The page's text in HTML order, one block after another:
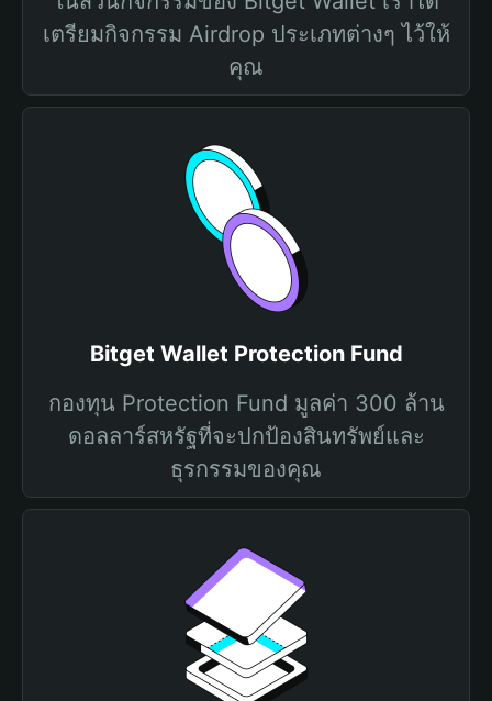
เตรียมกิจกรรม Airdrop ประเภทต่างๆ ไว้ให้
คุณ
Bitget Wallet Protection Fund
กองทุน Protection Fund มูลค่า 300 ล้าน
ดอลลาร์สหรัฐที่จะปกป้องสินทรัพย์และ
ธุรกรรมของคุณ